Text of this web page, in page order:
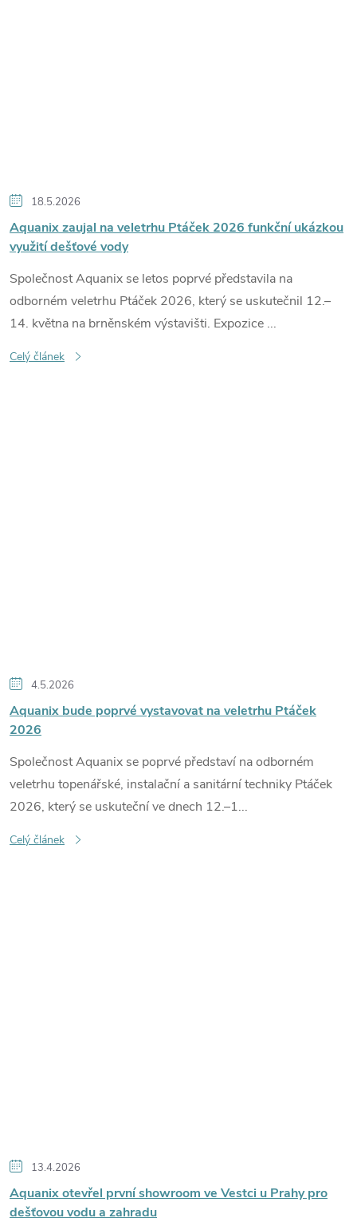
18.5.2026
Aquanix zaujal na veletrhu Ptáček 2026 funkční ukázkou
využití dešťové vody
Společnost Aquanix se letos poprvé představila na
odborném veletrhu Ptáček 2026, který se uskutečnil 12.–
14. května na brněnském výstavišti. Expozice ...
Celý článek
4.5.2026
Aquanix bude poprvé vystavovat na veletrhu Ptáček
2026
Společnost Aquanix se poprvé představí na odborném
veletrhu topenářské, instalační a sanitární techniky Ptáček
2026, který se uskuteční ve dnech 12.–1...
Celý článek
13.4.2026
Aquanix otevřel první showroom ve Vestci u Prahy pro
dešťovou vodu a zahradu